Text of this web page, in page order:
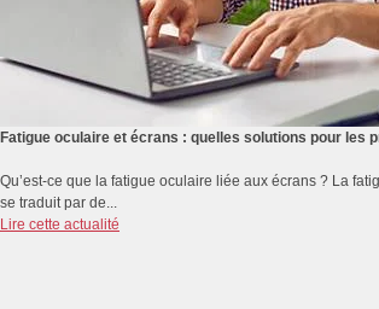
Fatigue oculaire et écrans : quelles solutions pour les
Qu’est-ce que la fatigue oculaire liée aux écrans ? La
se traduit par de...
Lire cette actualité